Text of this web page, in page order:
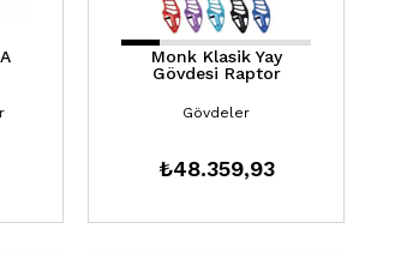
Monk Klasik Yay
Gövdesi Raptor
Gövdeler
₺48.359,93